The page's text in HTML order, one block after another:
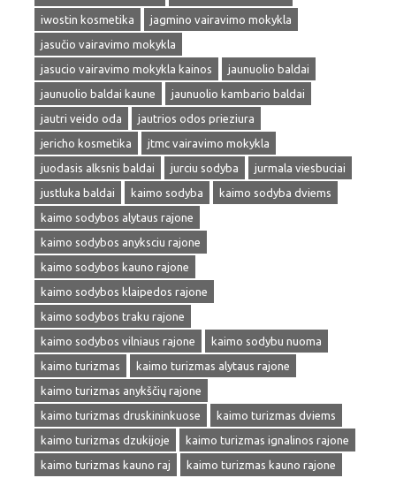
iwostin kosmetika
jagmino vairavimo mokykla
jasučio vairavimo mokykla
jasucio vairavimo mokykla kainos
jaunuolio baldai
jaunuolio baldai kaune
jaunuolio kambario baldai
jautri veido oda
jautrios odos prieziura
jericho kosmetika
jtmc vairavimo mokykla
juodasis alksnis baldai
jurciu sodyba
jurmala viesbuciai
justluka baldai
kaimo sodyba
kaimo sodyba dviems
kaimo sodybos alytaus rajone
kaimo sodybos anyksciu rajone
kaimo sodybos kauno rajone
kaimo sodybos klaipedos rajone
kaimo sodybos traku rajone
kaimo sodybos vilniaus rajone
kaimo sodybu nuoma
kaimo turizmas
kaimo turizmas alytaus rajone
kaimo turizmas anykščių rajone
kaimo turizmas druskininkuose
kaimo turizmas dviems
kaimo turizmas dzukijoje
kaimo turizmas ignalinos rajone
kaimo turizmas kauno raj
kaimo turizmas kauno rajone